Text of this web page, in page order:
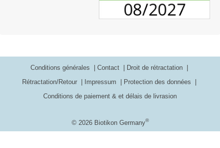
© 2026 Biotikon Germany®
Conditions générales Contact
Droit de rétractation
Rétractation/Retour
Impressum
Protection des données
Conditions de paiement & et délais de livrasion